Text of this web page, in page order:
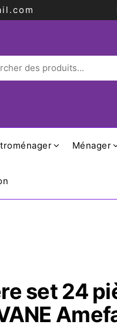
Ménager
set 24